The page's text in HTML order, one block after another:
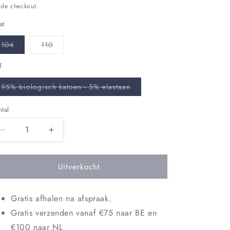
checkout.
104Variant
uitverkocht
110Variant
95% biologisch katoen - 5% elastaanVariant
uitverkocht
Aantal
verlagen
voor
top
Aantal
verhogen
voor
Donna
top
Uitverkocht
Gratis afhalen na afspraak.
Gratis verzenden vanaf €75 naar BE en
€100 naar NL